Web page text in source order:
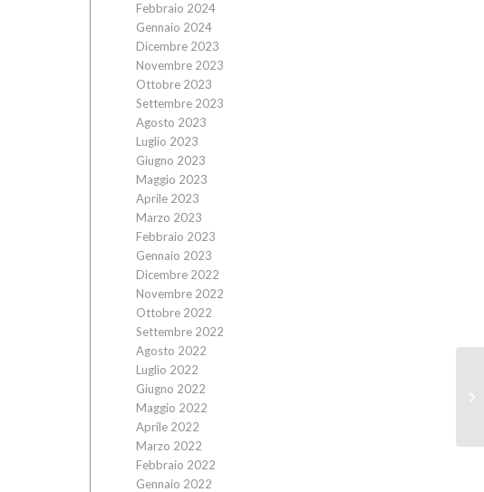
Febbraio 2024
Gennaio 2024
Dicembre 2023
Novembre 2023
Ottobre 2023
Settembre 2023
Agosto 2023
Luglio 2023
Giugno 2023
Maggio 2023
Aprile 2023
Marzo 2023
Febbraio 2023
Gennaio 2023
Dicembre 2022
Novembre 2022
Ottobre 2022
Settembre 2022
Agosto 2022
Luglio 2022
Giugno 2022
Maggio 2022
Aprile 2022
Marzo 2022
Febbraio 2022
Gennaio 2022